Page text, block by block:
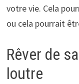
votre vie. Cela
ou cela pourrait
Rêver de
loutre